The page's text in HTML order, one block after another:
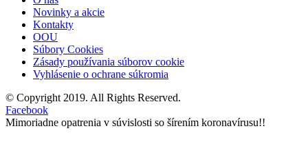
Novinky a akcie
Kontakty
OOU
Súbory Cookies
Zásady používania súborov cookie
Vyhlásenie o ochrane súkromia
© Copyright 2019. All Rights Reserved.
Facebook
Mimoriadne opatrenia v súvislosti so šírením koronavírusu!!